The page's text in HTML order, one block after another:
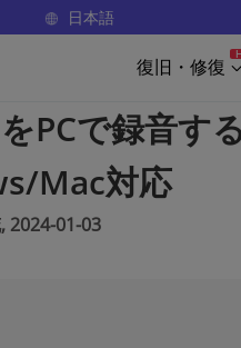
日本語
復旧・修復
PCで録音す
Mac対応
2024-01-03